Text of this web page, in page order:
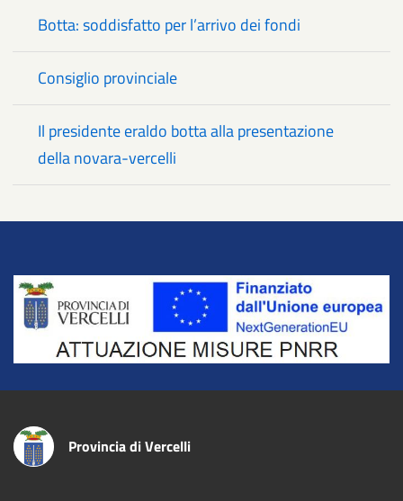
Botta: soddisfatto per l’arrivo dei fondi
Consiglio provinciale
Il presidente eraldo botta alla presentazione
della novara-vercelli
Title
Provincia di Vercelli